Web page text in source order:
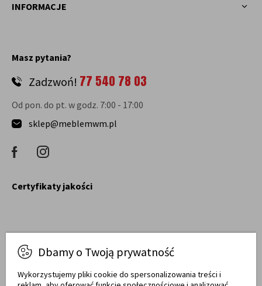
INFORMACJE
Masz pytania?
Zadzwoń! 77 540 78 03
Od pon. do pt. w godz. 7:00 - 17:00
sklep@meblemwm.pl
Certyfikaty jakości
Raty obsługują
Dbamy o Twoją prywatność
Wykorzystujemy pliki cookie do spersonalizowania treści i